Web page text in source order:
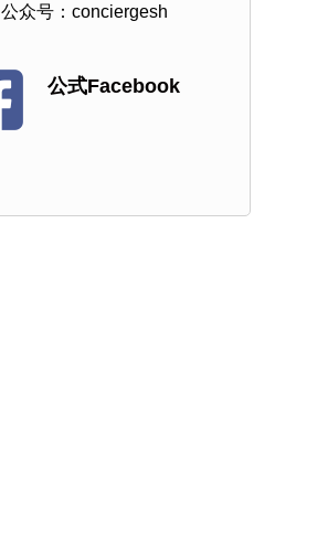
公众号：conciergesh
公式Facebook